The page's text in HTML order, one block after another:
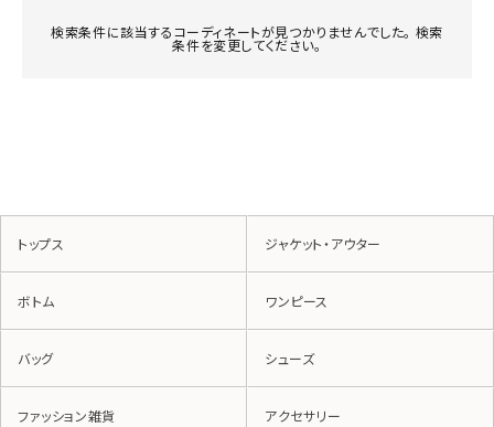
検索条件に該当するコーディネートが見つかりませんでした。 検索
条件を変更してください。
トップス ジャケット・アウター
ボトム ワンピース
バッグ シューズ
ファッション雑貨 アクセサリー